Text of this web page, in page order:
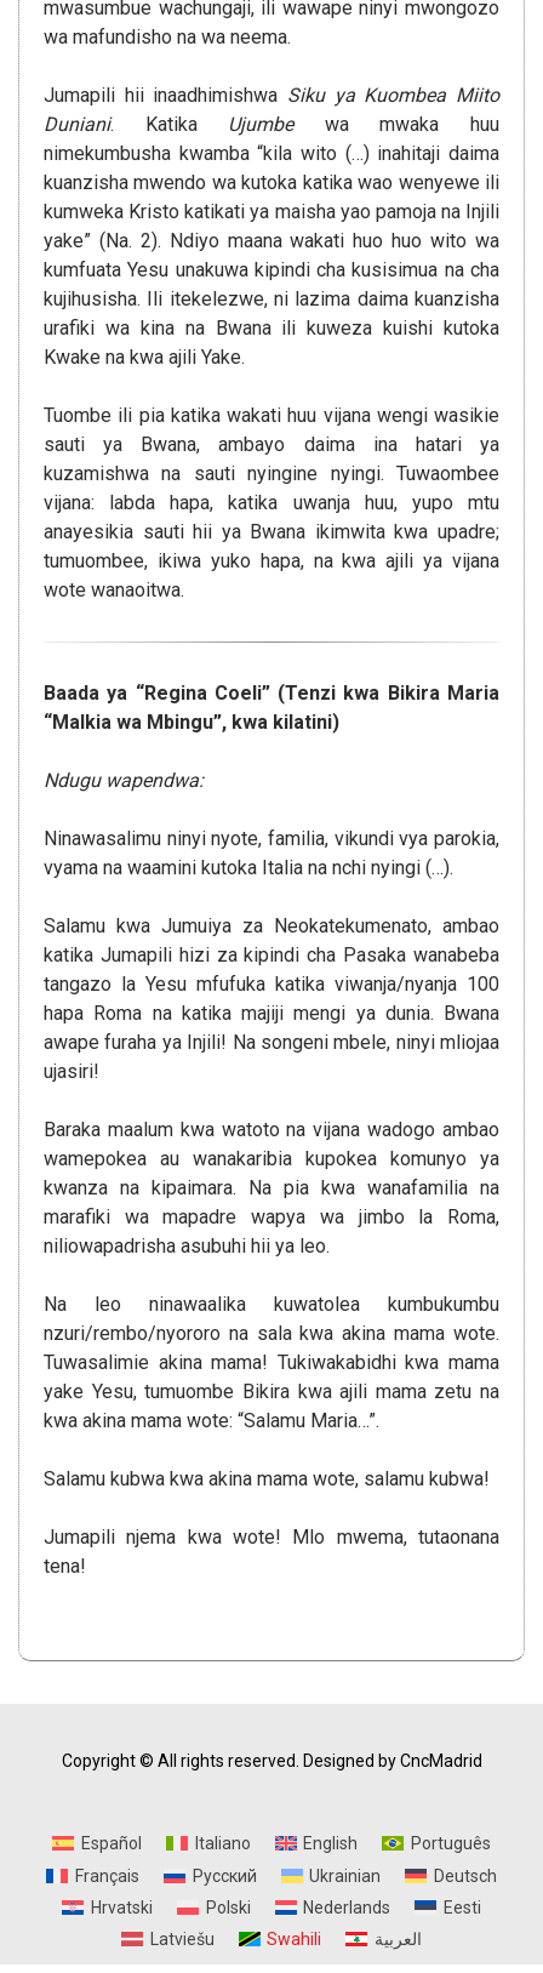
mwasumbue wachungaji, ili wawape ninyi mwongozo
wa mafundisho na wa neema.
Jumapili hii inaadhimishwa Siku ya Kuombea Miito
Duniani. Katika Ujumbewa mwaka huu
nimekumbusha kwamba “kila wito (…) inahitaji daima
kuanzisha mwendo wa kutoka katika wao wenyewe ili
kumweka Kristo katikati ya maisha yao pamoja na Injili
yake” (Na. 2). Ndiyo maana wakati huo huo wito wa
kumfuata Yesu unakuwa kipindi cha kusisimua na cha
kujihusisha. Ili itekelezwe, ni lazima daima kuanzisha
urafiki wa kina na Bwana ili kuweza kuishi kutoka
Kwake na kwa ajili Yake.
Tuombe ili pia katika wakati huu vijana wengi wasikie
sauti ya Bwana, ambayo daima ina hatari ya
kuzamishwa na sauti nyingine nyingi. Tuwaombee
vijana: labda hapa, katika uwanja huu, yupo mtu
anayesikia sauti hii ya Bwana ikimwita kwa upadre;
tumuombee, ikiwa yuko hapa, na kwa ajili ya vijana
wote wanaoitwa.
Baada ya “Regina Coeli” (Tenzi kwa Bikira Maria
“Malkia wa Mbingu”, kwa kilatini)
Ndugu wapendwa:
Ninawasalimu ninyi nyote, familia, vikundi vya parokia,
vyama na waamini kutoka Italia na nchi nyingi (…).
Salamu kwa Jumuiya za Neokatekumenato, ambao
katika Jumapili hizi za kipindi cha Pasaka wanabeba
tangazo la Yesu mfufuka katika viwanja/nyanja 100
hapa Roma na katika majiji mengi ya dunia. Bwana
awape furaha ya Injili! Na songeni mbele, ninyi mliojaa
ujasiri!
Baraka maalum kwa watoto na vijana wadogo ambao
wamepokea au wanakaribia kupokea komunyo ya
kwanza na kipaimara. Na pia kwa wanafamilia na
marafiki wa mapadre wapya wa jimbo la Roma,
niliowapadrisha asubuhi hii ya leo.
Na leo ninawaalika kuwatolea kumbukumbu
nzuri/rembo/nyororo na sala kwa akina mama wote.
Tuwasalimie akina mama! Tukiwakabidhi kwa mama
yake Yesu, tumuombe Bikira kwa ajili mama zetu na
kwa akina mama wote: “Salamu Maria…”.
Salamu kubwa kwa akina mama wote, salamu kubwa!
Jumapili njema kwa wote! Mlo mwema, tutaonana
tena!
Copyright © All rights reserved. Designed by CncMadrid
Español Italiano English
Português
Français
Русский Ukrainian
Deutsch
Hrvatski
Polski Nederlands
Eesti
Latviešu
Swahili العربية